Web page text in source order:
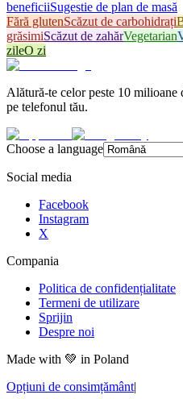
beneficiiSugestie de plan de masă
Fără glutenScăzut de carbohidrați
grăsimiScăzut de zahărVegetarian
zileO zi
Alătură-te celor peste 10
pe telefonul tău.
Choose a language
Social media
Facebook
Instagram
X
Compania
Politica de confidențialitate
Termeni de utilizare
Sprijin
Despre noi
Made with 💚 in Poland
Opțiuni de consimțământ|